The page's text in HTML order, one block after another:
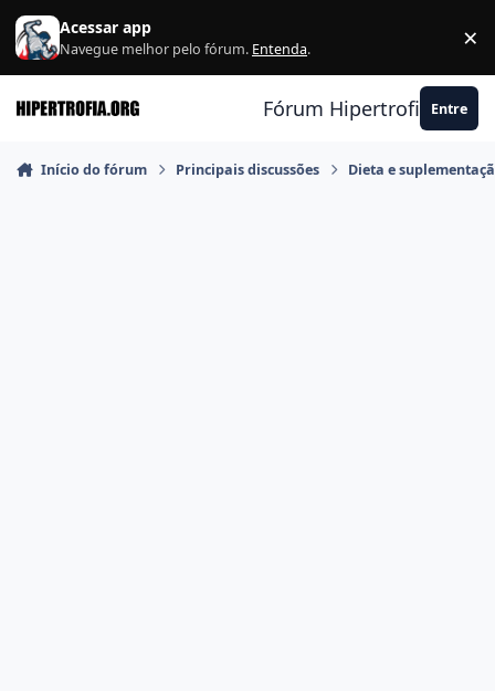
Ir para conteúdo
Acessar app
Navegue melhor pelo fórum. Entenda. ×
Fórum Hipertrofia.org
Entre
Início do fórum Principais discussões Dieta e